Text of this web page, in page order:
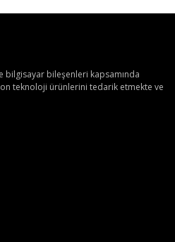
bilgisayar bileşenleri kapsamında
teknoloji ürünlerini tedarik etmekte ve